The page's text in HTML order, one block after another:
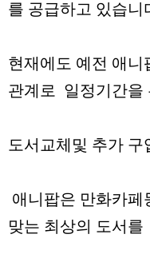
를 공급하고 있습니
현재에도 예전 애
관계로 일정기간을
도서교체및 추가
애니팝은 만화카페
맞는 최상의 도서를